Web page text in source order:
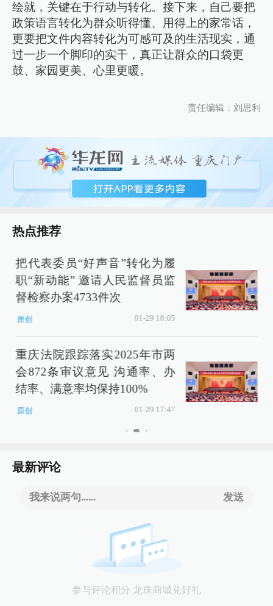
绘就，关键在于行动与转化。接下来，自己要把
政策语言转化为群众听得懂、用得上的家常话，
更要把文件内容转化为可感可及的生活现实，通
过一步一个脚印的实干，真正让群众的口袋更
鼓、家园更美、心里更暖。
责任编辑：刘思利
热点推荐
把代表委员“好声音”转化为履
职“新动能” 邀请人民监督员监
督检察办案4733件次
原创 01-29 18:05
重庆法院跟踪落实2025年市两
会872条审议意见 沟通率、办
结率、满意率均保持100%
原创 01-29 17:47
最新评论
我来说两句...... 发送
参与评论积分 龙珠商城兑好礼